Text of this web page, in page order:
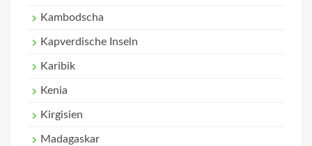
Kambodscha
Kapverdische Inseln
Karibik
Kenia
Kirgisien
Madagaskar